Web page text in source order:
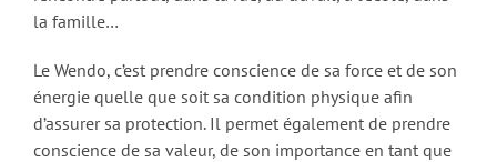
la famille…
Le Wendo, c’est prendre conscience de sa force et de son
énergie quelle que soit sa condition physique afin
d’assurer sa protection. Il permet également de prendre
conscience de sa valeur, de son importance en tant que